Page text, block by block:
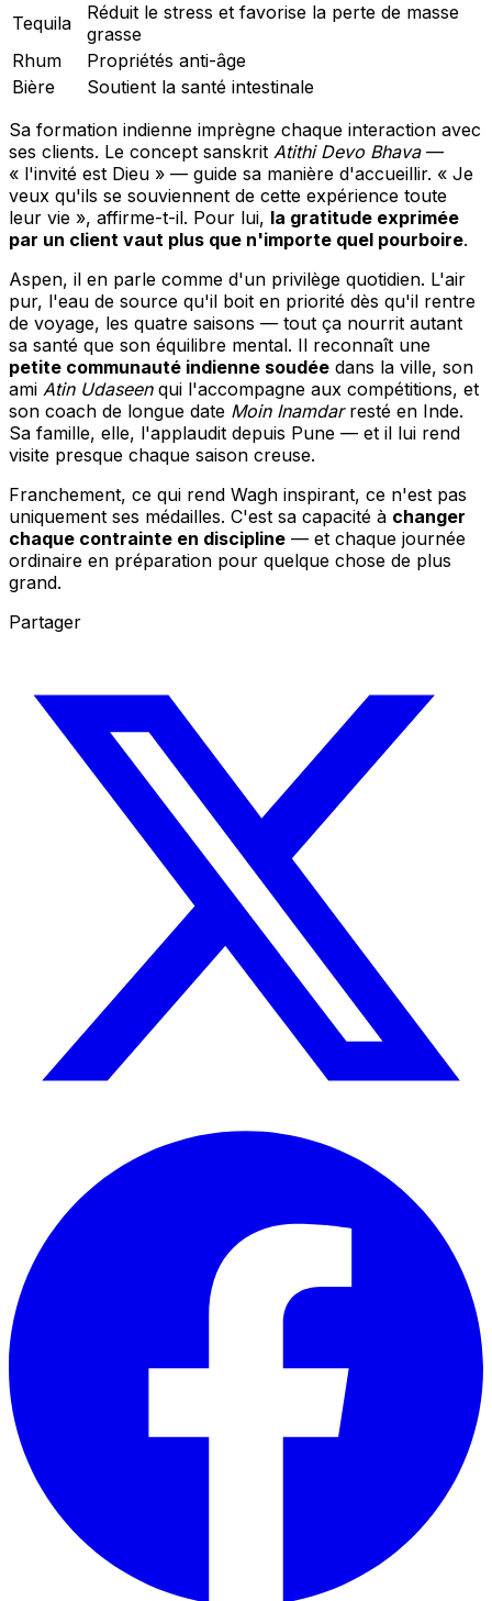
Tequila
Réduit le stress et favorise la perte de masse
grasse
Rhum
Propriétés anti-âge
Bière
Soutient la santé intestinale
Sa formation indienne imprègne chaque interaction avec
ses clients. Le concept sanskrit Atithi Devo Bhava—
« l'invité est Dieu » — guide sa manière d'accueillir. « Je
veux qu'ils se souviennent de cette expérience toute
leur vie », affirme-t-il. Pour lui, la gratitude exprimée
par un client vaut plus que n'importe quel pourboire.
Aspen, il en parle comme d'un privilège quotidien. L'air
pur, l'eau de source qu'il boit en priorité dès qu'il rentre
de voyage, les quatre saisons — tout ça nourrit autant
sa santé que son équilibre mental. Il reconnaît une
petite communauté indienne soudée dans la ville, son
ami Atin Udaseenqui l'accompagne aux compétitions, et
son coach de longue date Moin Inamdarresté en Inde.
Sa famille, elle, l'applaudit depuis Pune — et il lui rend
visite presque chaque saison creuse.
Franchement, ce qui rend Wagh inspirant, ce n'est pas
uniquement ses médailles. C'est sa capacité à changer
chaque contrainte en discipline — et chaque journée
ordinaire en préparation pour quelque chose de plus
grand.
Partager